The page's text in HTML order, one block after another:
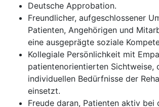
Deutsche Approbation.
Freundlicher, aufgeschlossener
Patienten, Angehörigen und
eine ausgeprägte soziale
Kollegiale Persönlichkeit mit
patientenorientierten Sichtweise,
individuellen Bedürfnisse der
einsetzt.
Freude daran, Patienten aktiv bei